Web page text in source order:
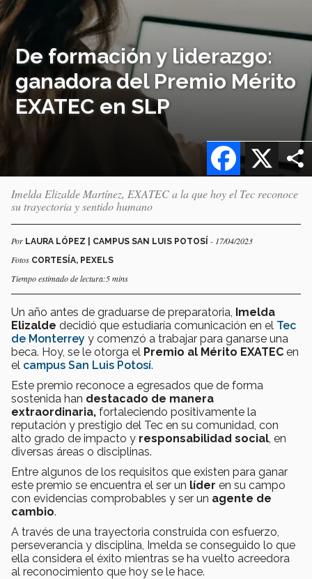
De formación y liderazgo:
ganadora del Premio Mérito
EXATEC en SLP
X
Facebook
Imelda Elizalde Martínez, EXATEC a la que hoy el Tec reconoce
su trayectoria y sentido humano
Por LAURA LÓPEZ | CAMPUS SAN LUIS POTOSÍ - 17/04/2023
Fotos CORTESÍA, PEXELS
Tiempo estimado de lectura:5 mins
Un año antes de graduarse de preparatoria, Imelda
Elizalde decidió que estudiaría comunicación en el Tec
de Monterrey y comenzó a trabajar para ganarse una
beca. Hoy, se le otorga el Premio al Mérito EXATEC en
el campus San Luis Potosí.
Este premio reconoce a egresados que de forma
sostenida han destacado de manera
extraordinaria, fortaleciendo positivamente la
reputación y prestigio del Tec en su comunidad, con
alto grado de impacto y responsabilidad social , en
diversas áreas o disciplinas.
Entre algunos de los requisitos que existen para ganar
este premio se encuentra el ser un líder en su campo
con evidencias comprobables y ser un agente de
cambio.
A través de una trayectoria construida con esfuerzo,
perseverancia y disciplina, Imelda se conseguido lo que
ella considera el éxito mientras se ha vuelto acreedora
al reconocimiento que hoy se le hace.